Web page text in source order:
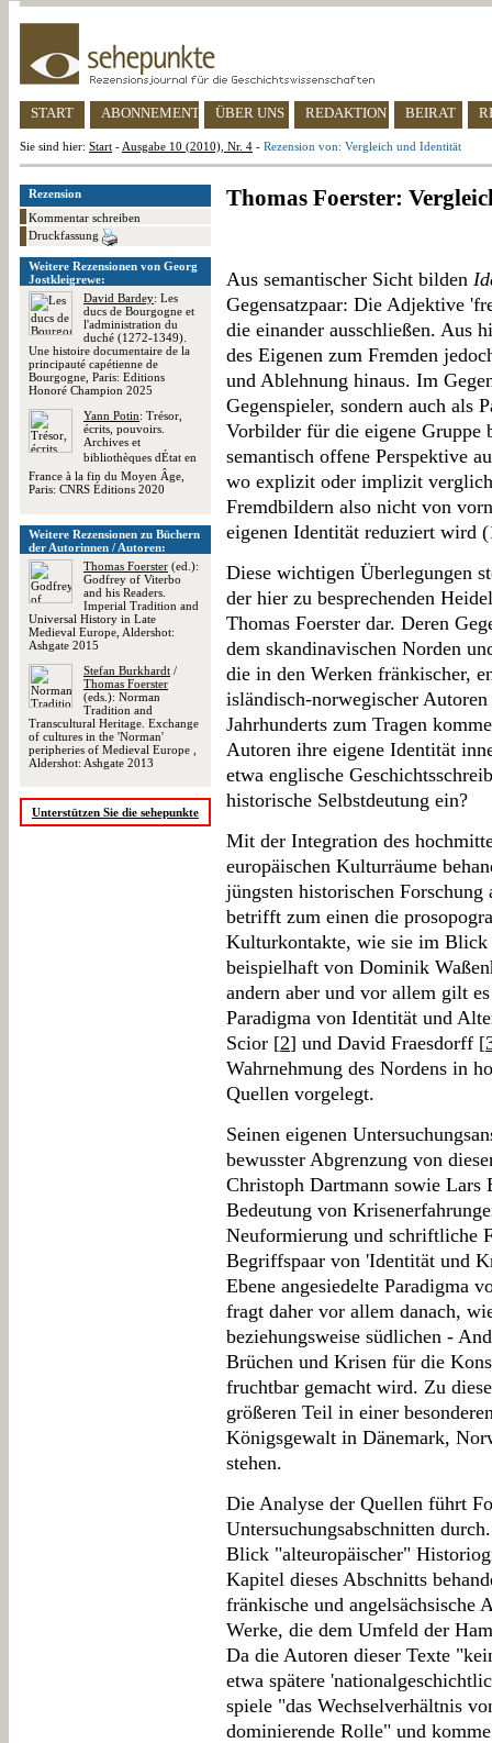
START ABONNEMENT ÜBER UNS REDAKTION BEIRAT
Sie sind hier: Start - Ausgabe 10 (2010), Nr. 4 - Rezension von: Vergleich und Identität
Rezension
Kommentar schreiben
Druckfassung
Weitere Rezensionen von Georg
Jostkleigrewe:
David Bardey: Les
ducs de Bourgogne et
l'administration du
duché (1272-1349).
Une histoire documentaire de la
principauté capétienne de
Bourgogne, Paris: Editions
Honoré Champion 2025
Yann Potin: Trésor,
écrits, pouvoirs.
Archives et
bibliothèques dÉtat en
France à la fin du Moyen Âge,
Paris: CNRS Éditions 2020
Weitere Rezensionen zu Büchern
der Autorinnen / Autoren:
Thomas Foerster (ed.):
Godfrey of Viterbo
and his Readers.
Imperial Tradition and
Universal History in Late
Medieval Europe, Aldershot:
Ashgate 2015
Stefan Burkhardt /
Thomas Foerster
(eds.): Norman
Tradition and
Transcultural Heritage. Exchange
of cultures in the 'Norman'
peripheries of Medieval Europe ,
Aldershot: Ashgate 2013
Unterstützen Sie die sehepunkte
Thomas Foerster:
Aus semantischer Sicht bilden
Gegensatzpaar: Die Adjektive
die einander ausschließen. Aus
des Eigenen zum Fremden
und Ablehnung hinaus. Im
Gegenspieler, sondern auch als
Vorbilder für die eigene Gruppe
semantisch offene Perspektive
wo explizit oder implizit
Fremdbildern also nicht von
eigenen Identität reduziert wird
Diese wichtigen Überlegungen
der hier zu besprechenden
Thomas Foerster dar. Deren
dem skandinavischen Norden
die in den Werken fränkischer,
isländisch-norwegischer
Jahrhunderts zum Tragen
Autoren ihre eigene Identität
etwa englische
historische Selbstdeutung ein?
Mit der Integration des
europäischen Kulturräume
jüngsten historischen Forschung
betrifft zum einen die
Kulturkontakte, wie sie im Blick
beispielhaft von Dominik
andern aber und vor allem gilt
Paradigma von Identität und
Scior [2] und David Fraesdorff [
Wahrnehmung des Nordens in
Quellen vorgelegt.
Seinen eigenen
bewusster Abgrenzung von
Christoph Dartmann sowie Lars
Bedeutung von
Neuformierung und schriftliche
Begriffspaar von 'Identität und
Ebene angesiedelte Paradigma
fragt daher vor allem danach,
beziehungsweise südlichen -
Brüchen und Krisen für die
fruchtbar gemacht wird. Zu
größeren Teil in einer
Königsgewalt in Dänemark,
stehen.
Die Analyse der Quellen führt
Untersuchungsabschnitten
Blick "alteuropäischer"
Kapitel dieses Abschnitts
fränkische und angelsächsische
Werke, die dem Umfeld der
Da die Autoren dieser Texte
etwa spätere
spiele "das Wechselverhältnis
dominierende Rolle" und